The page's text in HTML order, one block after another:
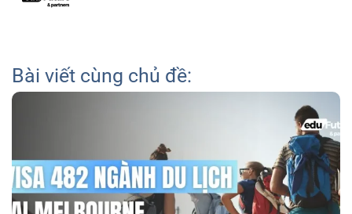
Bài viết cùng chủ đề: